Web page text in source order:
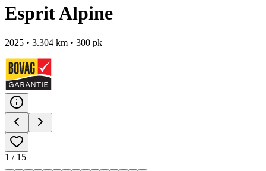
Esprit Alpine
2025 • 3.304 km • 300 pk
1 / 15